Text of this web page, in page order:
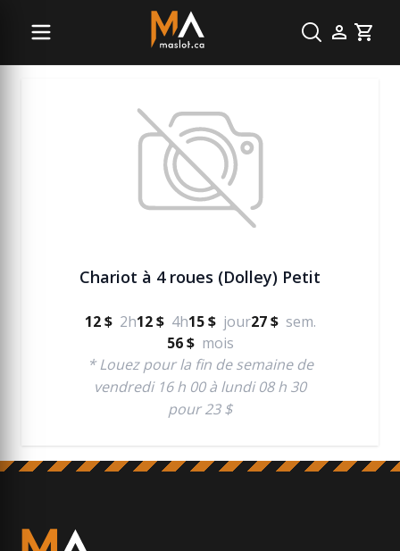
Cart
Manutention
Chariot à 4 roues (Dolley) Petit
12 $ 2h12 $ 4h15 $ jour27 $ sem.
56 $ mois
* Louez pour la fin de semaine de
vendredi 16 h 00 à lundi 08 h 30
pour 23 $